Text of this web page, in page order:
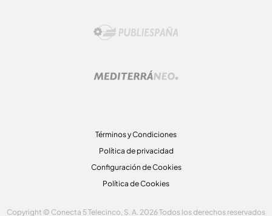
Términos y Condiciones
Política de privacidad
Configuración de Cookies
Política de Cookies
Copyright © Conecta 5 Telecinco, S. A. 2026 Todos los derechos reservados